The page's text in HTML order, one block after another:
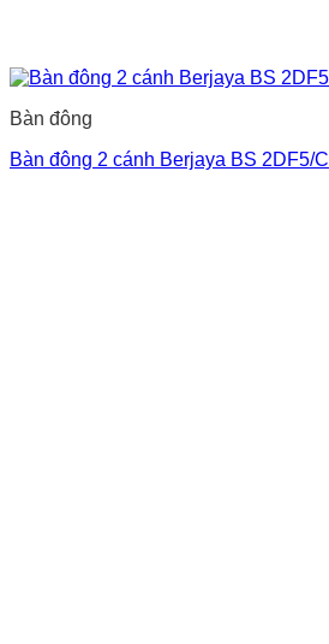
Bàn đông
Bàn đông 2 cánh Berjaya BS 2DF5/C